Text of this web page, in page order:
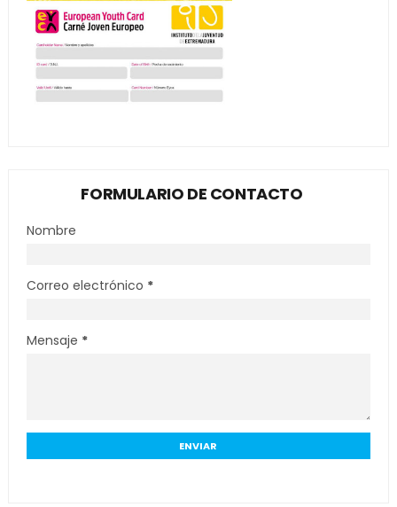
FORMULARIO DE CONTACTO
Nombre
Correo electrónico *
Mensaje *